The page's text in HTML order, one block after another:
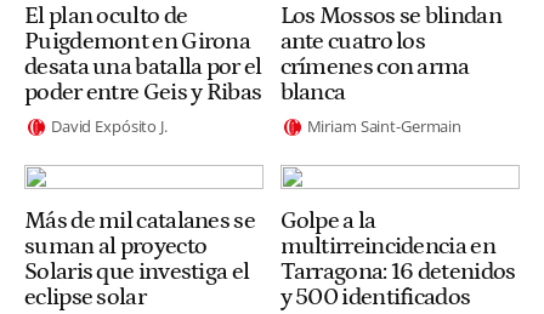
El plan oculto de
Puigdemont en Girona
desata una batalla por el
poder entre Geis y Ribas
David Expósito J.
Los Mossos se blindan
ante cuatro los
crímenes con arma
blanca
Miriam Saint-Germain
Más de mil catalanes se
suman al proyecto
Solaris que investiga el
eclipse solar
Golpe a la
multirreincidencia en
Tarragona: 16 detenidos
y 500 identificados